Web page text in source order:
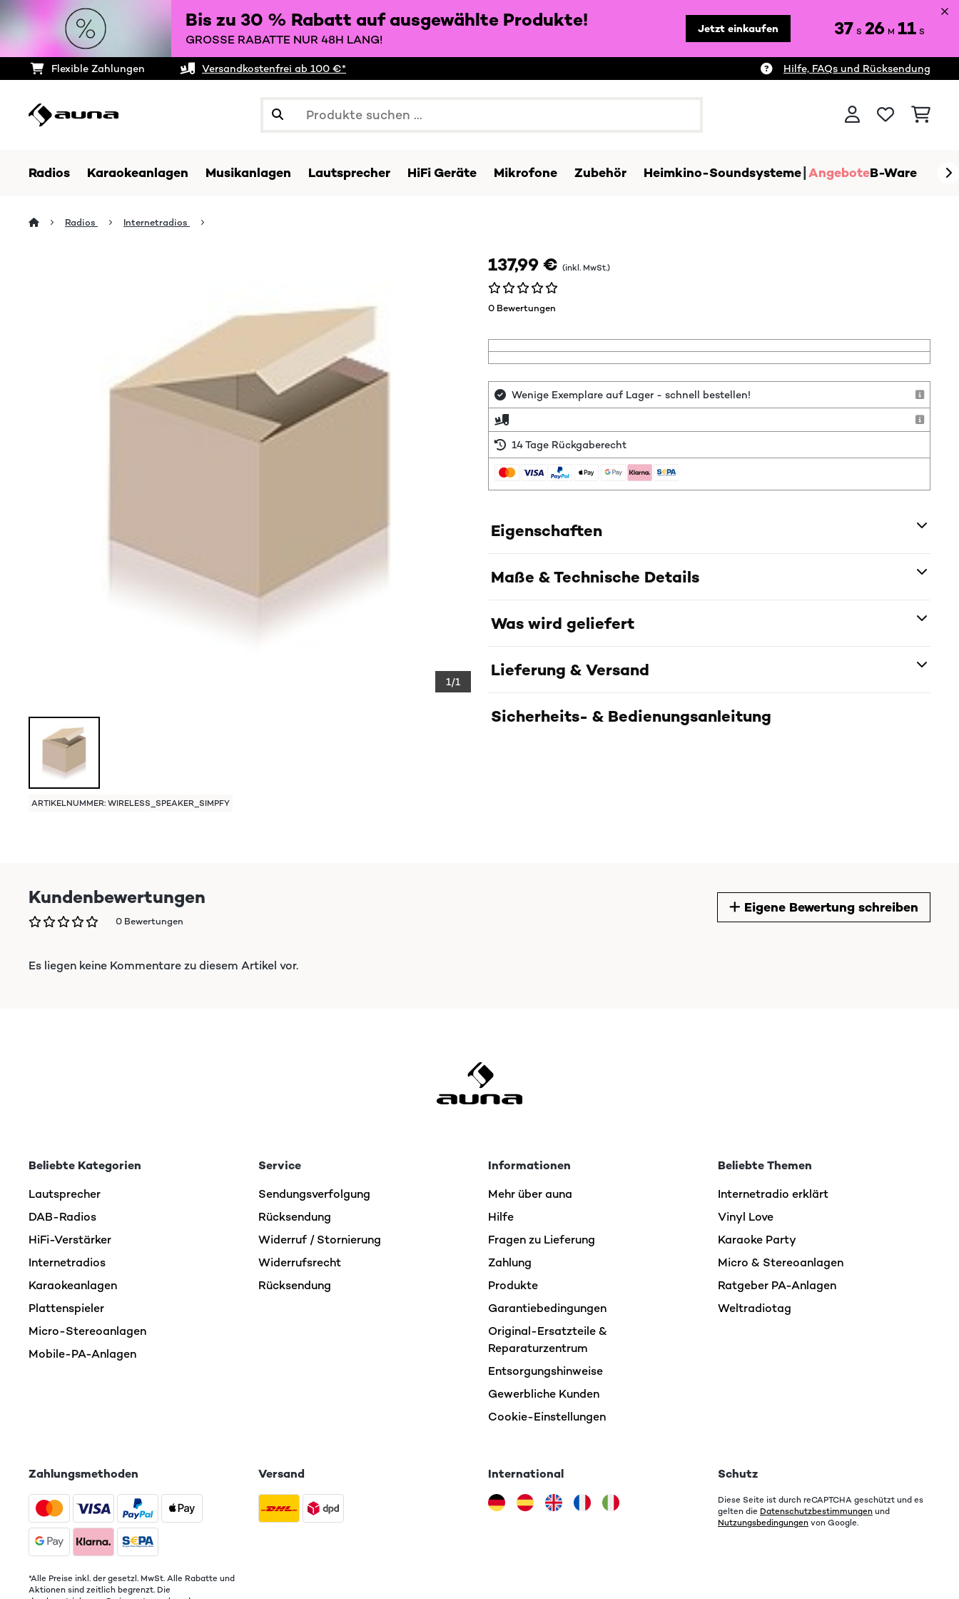
Bis zu 30 % Rabatt auf ausgewählte Produkte!
GROSSE RABATTE NUR 48H LANG!
Jetzt einkaufen 37 S 26 M 10 S
Flexible Zahlungen Versandkostenfrei ab 100 €* Hilfe, FAQs und Rücksendung
Radios Karaokeanlagen Musikanlagen Lautsprecher HiFi Geräte Mikrofone Zubehör Heimkino-Soundsysteme AngeboteB-Ware
Radios Internetradios
1/1
ARTIKELNUMMER: WIRELESS_SPEAKER_SIMPFY
137,99 € (inkl. MwSt.)
0 Bewertungen
Wenige Exemplare auf Lager - schnell bestellen!
14 Tage Rückgaberecht
Eigenschaften
Maße & Technische Details
Was wird geliefert
Lieferung & Versand
Sicherheits- & Bedienungsanleitung
Kundenbewertungen
0 Bewertungen
Eigene Bewertung schreiben
Es liegen keine Kommentare zu diesem Artikel vor.
Beliebte Kategorien
Lautsprecher
DAB-Radios
HiFi-Verstärker
Internetradios
Karaokeanlagen
Plattenspieler
Micro-Stereoanlagen
Mobile-PA-Anlagen
Service
Sendungsverfolgung
Rücksendung
Widerruf / Stornierung
Widerrufsrecht
Rücksendung
Informationen
Mehr über auna
Hilfe
Fragen zu Lieferung
Zahlung
Produkte
Garantiebedingungen
Original-Ersatzteile &
Reparaturzentrum
Entsorgungshinweise
Gewerbliche Kunden
Cookie-Einstellungen
Beliebte Themen
Internetradio erklärt
Vinyl Love
Karaoke Party
Micro & Stereoanlagen
Ratgeber PA-Anlagen
Weltradiotag
Zahlungsmethoden
*Alle Preise inkl. der gesetzl. MwSt. Alle Rabatte und
Aktionen sind zeitlich begrenzt. Die
Versand International Schutz
Diese Seite ist durch reCAPTCHA geschützt und es
gelten die Datenschutzbestimmungen und
Nutzungsbedingungen von Google.